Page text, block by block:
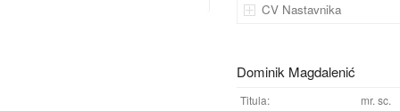
CV Nastavnika
Dominik Magdalenić
Titula:
mr. sc.